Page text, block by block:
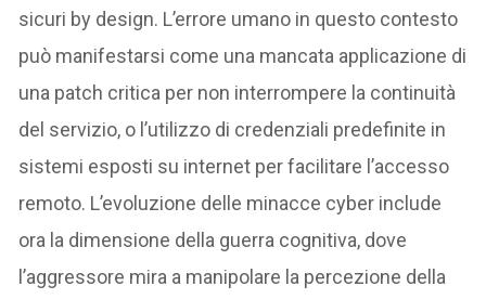
sicuri by design. L’errore umano in questo contesto
può manifestarsi come una mancata applicazione di
una patch critica per non interrompere la continuità
del servizio, o l’utilizzo di credenziali predefinite in
sistemi esposti su internet per facilitare l’accesso
remoto. L’evoluzione delle minacce cyber include
ora la dimensione della guerra cognitiva, dove
l’aggressore mira a manipolare la percezione della